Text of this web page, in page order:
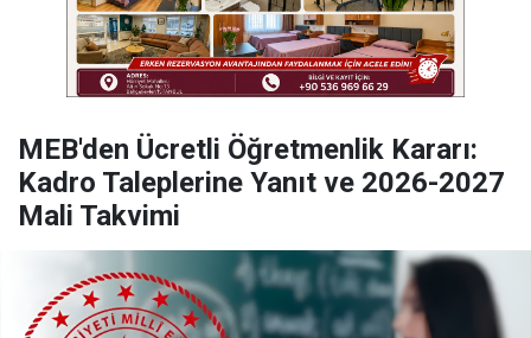
MEB'den Ücretli Öğretmenlik Kararı:
Kadro Taleplerine Yanıt ve 2026-2027
Mali Takvimi